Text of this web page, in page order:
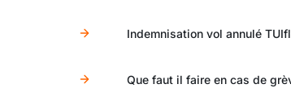
Indemnisation vol annulé
Que faut il faire en cas de